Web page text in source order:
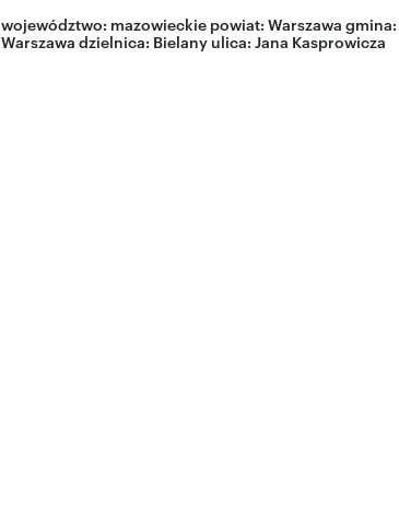
województwo: mazowieckie powiat: Warszawa gmina:
Warszawa dzielnica: Bielanyulica: Jana Kasprowicza